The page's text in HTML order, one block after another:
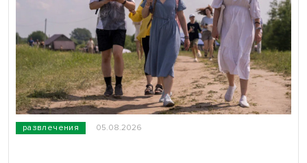
развлечения 05.08.2026